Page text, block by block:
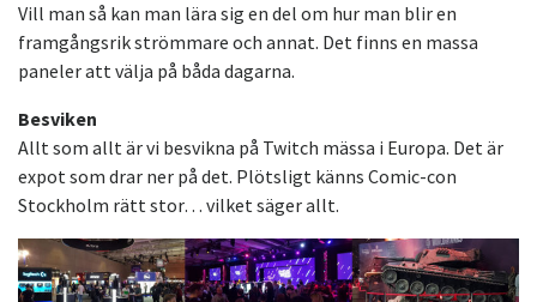
Vill man så kan man lära sig en del om hur man blir en
framgångsrik strömmare och annat. Det finns en massa
paneler att välja på båda dagarna.
Besviken
Allt som allt är vi besvikna på Twitch mässa i Europa. Det är
expot som drar ner på det. Plötsligt känns Comic-con
Stockholm rätt stor… vilket säger allt.